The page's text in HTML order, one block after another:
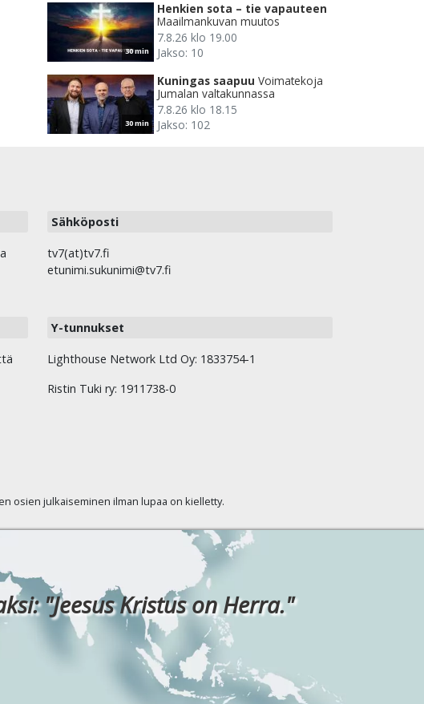
30 min
Henkien sota – tie vapauteen
Maailmankuvan muutos
7.8.26 klo 19.00
Jakso: 10
30 min
Kuningas saapuu Voimatekoja
Jumalan valtakunnassa
7.8.26 klo 18.15
Jakso: 102
Sähköposti
tv7(at)tv7.fi
etunimi.sukunimi@tv7.fi
Y-tunnukset
Lighthouse Network Ltd Oy: 1833754-1
Ristin Tuki ry: 1911738-0
osien julkaiseminen ilman lupaa on kielletty.
"Jeesus Kristus on Herra."